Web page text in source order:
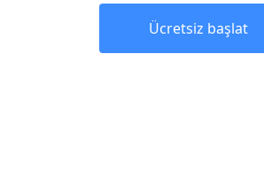
Ücretsiz başlat